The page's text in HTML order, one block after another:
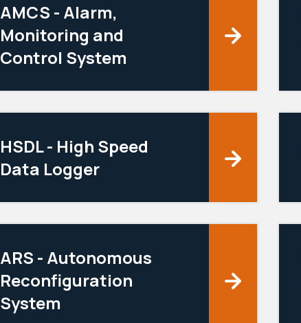
AMCS - Alarm,
Monitoring and
Control System
HSDL - High Speed
Data Logger
ARS - Autonomous
Reconfiguration
System